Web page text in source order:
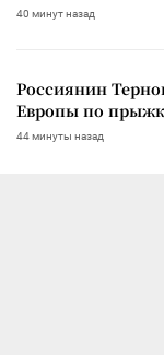
40 минут назад
Россиянин
Европы по
44 минуты назад